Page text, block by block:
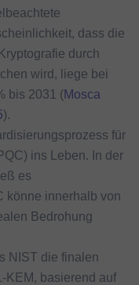
dass die
durch
wird, liege bei
bis 2031 (Mosca
).
für
ins Leben. In der
es
könne innerhalb von
Bedrohung
NIST die finalen
KEM, basierend auf